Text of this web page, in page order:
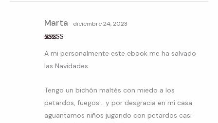
5de 5
Marta diciembre 24, 2023
A mi personalmente este ebook me ha salvado
las Navidades.
Tengo un bichón maltés con miedo a los
petardos, fuegos… y por desgracia en mi casa
aguantamos niños jugando con petardos casi